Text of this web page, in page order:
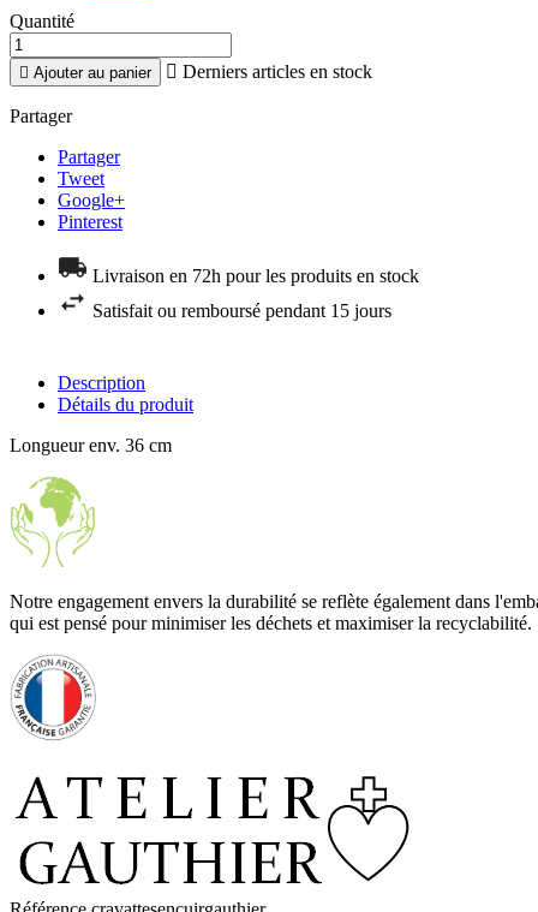
Quantité
 Ajouter au panier  Derniers articles en stock
Partager
Partager
Tweet
Google+
Pinterest
Livraison en 72h pour les produits en stock
Satisfait ou remboursé pendant 15 jours
Description
Détails du produit
Longueur env. 36 cm
Notre engagement envers la durabilité se reflète également dans
qui est pensé pour minimiser les déchets et maximiser la recyclabilité.